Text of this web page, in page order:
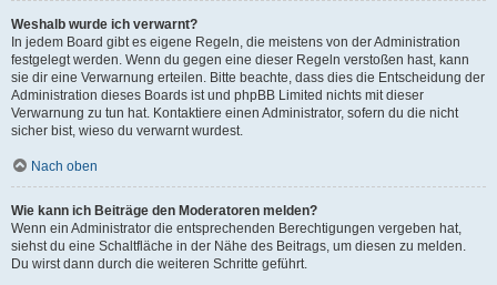
Weshalb wurde ich verwarnt?
In jedem Board gibt es eigene Regeln, die meistens von der Administration
festgelegt werden. Wenn du gegen eine dieser Regeln verstoßen hast, kann
sie dir eine Verwarnung erteilen. Bitte beachte, dass dies die Entscheidung der
Administration dieses Boards ist und phpBB Limited nichts mit dieser
Verwarnung zu tun hat. Kontaktiere einen Administrator, sofern du die nicht
sicher bist, wieso du verwarnt wurdest.
Nach oben
Wie kann ich Beiträge den Moderatoren melden?
Wenn ein Administrator die entsprechenden Berechtigungen vergeben hat,
siehst du eine Schaltfläche in der Nähe des Beitrags, um diesen zu melden.
Du wirst dann durch die weiteren Schritte geführt.